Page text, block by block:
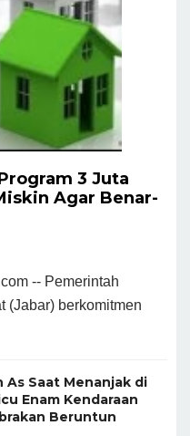
3 Juta
Agar Benar-
-- Pemerintah
(Jabar) berkomitmen
As Saat Menanjak di
Enam Kendaraan
Beruntun